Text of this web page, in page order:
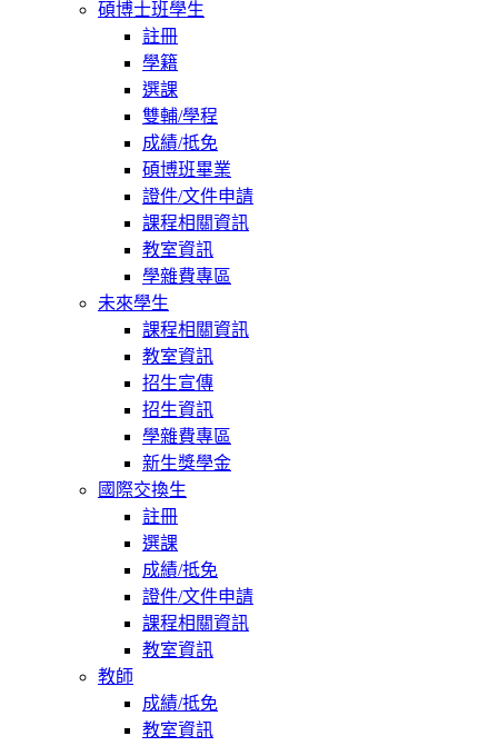
碩博士班學生
註冊
學籍
選課
雙輔/學程
成績/抵免
碩博班畢業
證件/文件申請
課程相關資訊
教室資訊
學雜費專區
未來學生
課程相關資訊
教室資訊
招生宣傳
招生資訊
學雜費專區
新生獎學金
國際交換生
註冊
選課
成績/抵免
證件/文件申請
課程相關資訊
教室資訊
教師
成績/抵免
教室資訊